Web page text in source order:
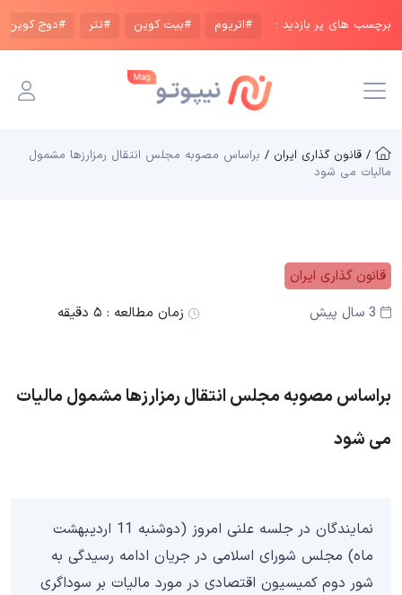
برچسب های پر بازدید : #اتریوم #بیت کوین #تتر #دوج کوین
/ قانون گذاری ایران / براساس مصوبه مجلس انتقال رمزارزها مشمول
مالیات می شود
قانون گذاری ایران
3 سال پیش
زمان مطالعه : ۵ دقیقه
براساس مصوبه مجلس انتقال رمزارزها مشمول مالیات
می شود
نمایندگان در جلسه علنی امروز (دوشنبه 11 اردیبهشت
ماه) مجلس شورای اسلامی در جریان ادامه رسیدگی به
شور دوم کمیسیون اقتصادی در مورد مالیات بر سوداگری